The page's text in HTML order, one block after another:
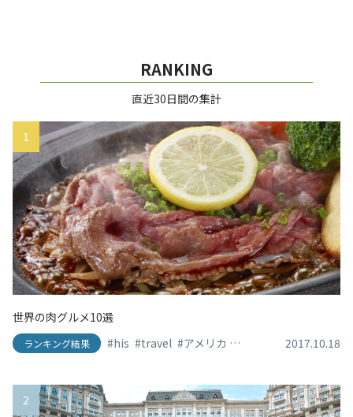
RANKING
直近30日間の集計
1
世界の肉グルメ10選
ランキング結果 #his #travel #アメリカ #イタリア #エイチアイ
2017.10.18
2